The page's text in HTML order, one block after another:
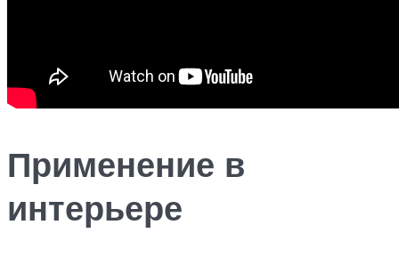
Применение в
интерьере